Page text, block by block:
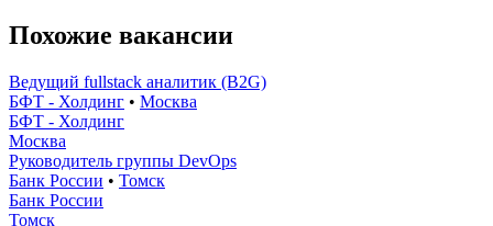
Похожие вакансии
Ведущий fullstack аналитик (B2G)
БФТ - Холдинг • Москва
БФТ - Холдинг
Москва
Руководитель группы DevOps
Банк России • Томск
Банк России
Томск